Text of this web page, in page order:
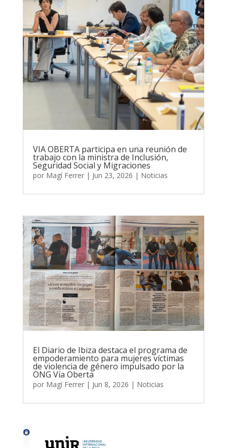
VIA OBERTA participa en una reunión de
trabajo con la ministra de Inclusión,
Seguridad Social y Migraciones
por Magí Ferrer| Jun 23, 2026 | Noticias
El Diario de Ibiza destaca el programa de
empoderamiento para mujeres víctimas
de violencia de género impulsado por la
ONG Vía Oberta
por Magí Ferrer| Jun 8, 2026 | Noticias